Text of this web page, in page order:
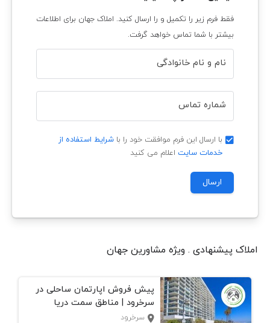
فقط فرم زیر را تکمیل و را ارسال کنید. املاک جهان برای اطلاعات
بیشتر با شما تماس خواهد گرفت.
نام و نام خانوادگی
شماره تماس
با ارسال این فرم موافقت خود را با شرایط استفاده از
خدمات سایت اعلام می کنید
ارسال
املاک پیشنهادی . ویژه مشاورین جهان
پیش فروش اپارتمان ساحلی در
سرخرود | مناطق سمت دریا
سرخرود
خرید آپارتمان ساحلی در سرخرود
خط دریا | 82 متری ویو دریا
سرخرود
خرید ویلا ساحلی دوبلکس در
سرخرود | 250 متری با تراس
سرخرود